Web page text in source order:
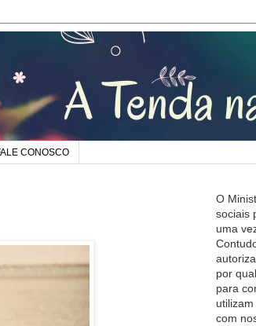
CONOSCO
O
sociais
uma
por
para
com